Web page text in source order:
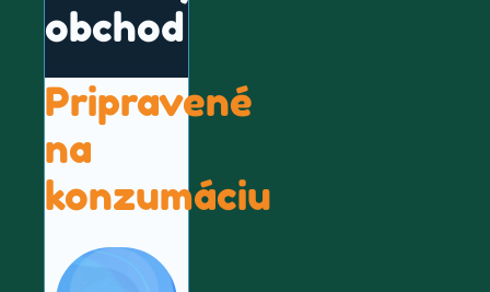
obchod
Pripravené
na
konzumáciu